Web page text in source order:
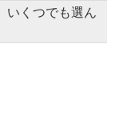
いくつでも選ん